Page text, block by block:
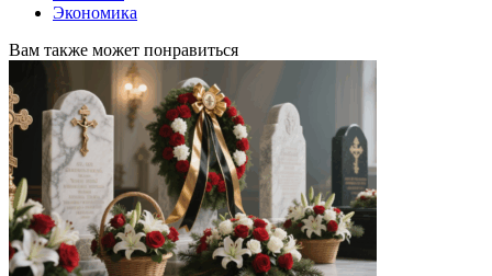
Экономика
Вам также может понравиться